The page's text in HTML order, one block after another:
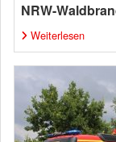
NRW-
Weiterlesen